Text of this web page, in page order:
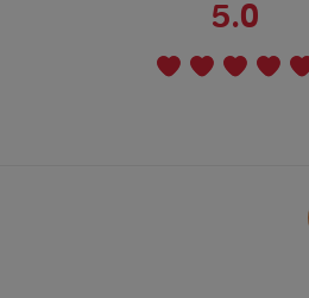
5.0